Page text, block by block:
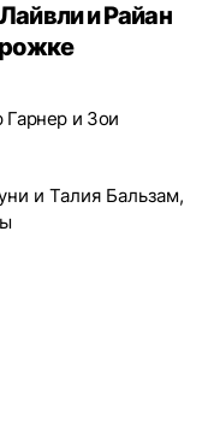
и Райан
и Зои